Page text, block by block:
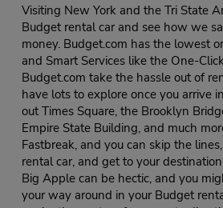
Visiting New York and the Tri State
Budget rental car and see how we
money. Budget.com has the lowest
and Smart Services like the One-
Budget.com take the hassle out of
have lots to explore once you arrive
out Times Square, the Brooklyn
Empire State Building, and much
Fastbreak, and you can skip the
rental car, and get to your
Big Apple can be hectic, and you
your way around in your Budget